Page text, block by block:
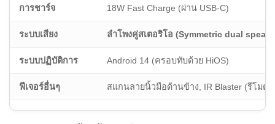
การชาร์จ 18W Fast Charge (ผ่าน USB-C)
ระบบเสียง ลำโพงคู่สเตอริโอ (Symmetric dual
ระบบปฏิบัติการ Android 14 (ครอบทับด้วย HiOS)
ฟีเจอร์อื่นๆ สแกนลายนิ้วมือด้านข้าง, IR Blaster (รีโมต),